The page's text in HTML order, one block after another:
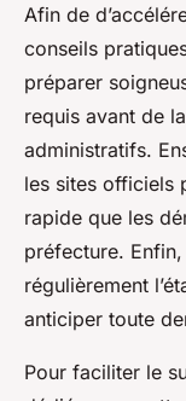
Afin de
conseils
préparer
requis avant de
administratifs.
les sites officiels
rapide que les
préfecture.
régulièrement
anticiper toute
Pour faciliter le